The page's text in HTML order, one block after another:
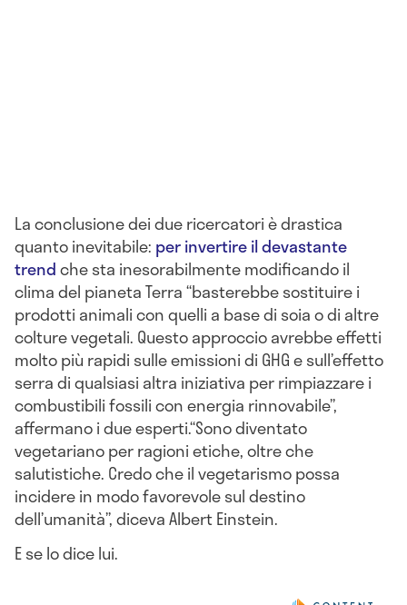
La conclusione dei due ricercatori è drastica
quanto inevitabile: per invertire il devastante
trendche sta inesorabilmente modificando il
clima del pianeta Terra “basterebbe sostituire i
prodotti animali con quelli a base di soia o di altre
colture vegetali. Questo approccio avrebbe effetti
molto più rapidi sulle emissioni di GHG e sull’effetto
serra di qualsiasi altra iniziativa per rimpiazzare i
combustibili fossili con energia rinnovabile”,
affermano i due esperti.“Sono diventato
vegetariano per ragioni etiche, oltre che
salutistiche. Credo che il vegetarismo possa
incidere in modo favorevole sul destino
dell’umanità”, diceva Albert Einstein.
E se lo dice lui.